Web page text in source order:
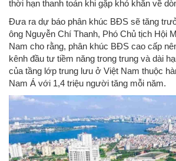
thời hạn thanh toán khi gặp khó khăn về
Đưa ra dự báo phân khúc BĐS sẽ tăng
ông Nguyễn Chí Thanh, Phó Chủ tịch Hội
Nam cho rằng, phân khúc BĐS cao cấp
kênh đầu tư tiềm năng trong trung và dài
của tầng lớp trung lưu ở Việt Nam thuộc
Nam Á với 1,4 triệu người tăng mỗi năm.